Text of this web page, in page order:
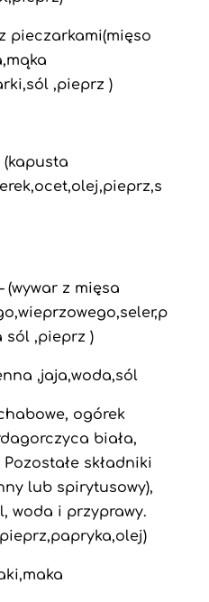
pieczarkami(mięso
,pieprz )
(wywar z mięsa
sól ,pieprz )
,jaja,woda,sól
ogórek
biała,
składniki
lub spirytusowy),
woda i przyprawy.